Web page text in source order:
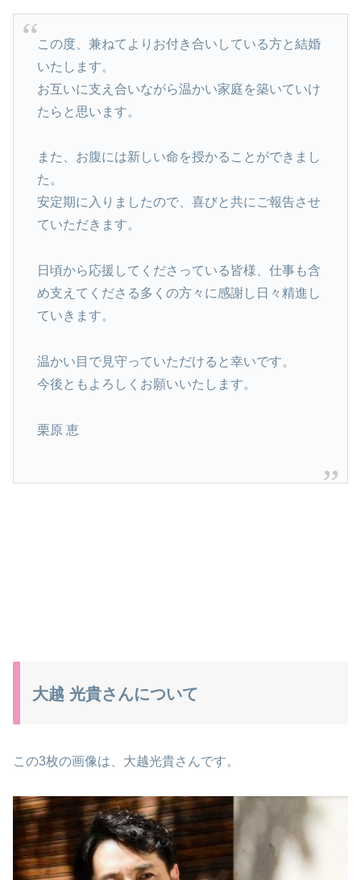
この度、兼ねてよりお付き合いしている方と結婚
いたします。
お互いに支え合いながら温かい家庭を築いていけ
たらと思います。
また、お腹には新しい命を授かることができまし
た。
安定期に入りましたので、喜びと共にご報告させ
ていただきます。
日頃から応援してくださっている皆様、仕事も含
め支えてくださる多くの方々に感謝し日々精進し
ていきます。
温かい目で見守っていただけると幸いです。
今後ともよろしくお願いいたします。
栗原 恵
大越 光貴さんについて
この3枚の画像は、大越光貴さんです。